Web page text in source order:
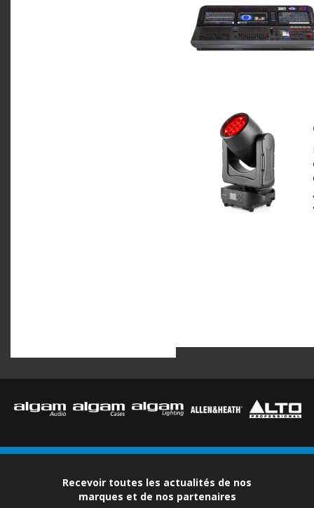
Recevoir toutes les actualités de nos
marques et de nos partenaires